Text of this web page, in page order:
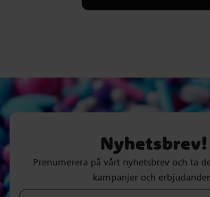
Nyhetsbrev!
Prenumerera på vårt nyhetsbrev och ta
kampanjer och